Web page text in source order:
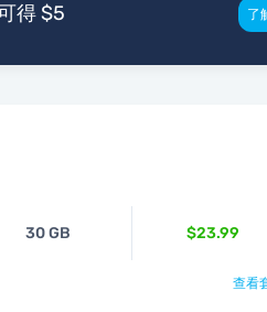
得 $5 了
30 GB $23.99
查看